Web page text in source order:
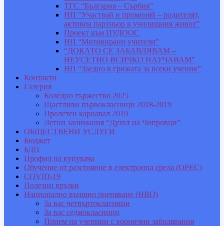
ТГС “България – Сърбия”
НП “Участвай и променяй – родителят,
активен партньор в училищния живот”
Проект към ПУДООС
НП “Мотивирани учители”
“ДОКАТО СЕ ЗАБАВЛЯВАМ –
НЕУСЕТНО ВСИЧКО НАУЧАВАМ”
НП “Заедно в грижата за всеки ученик”
Контакти
Галерия
Коледно тържество 2025
Щастливи първокласници 2018-2019
Пролетен карнавал 2019
Летни занимания “Духът на Чипровци”
ОБЩЕСТВЕНИ УСЛУГИ
Бюджет
БДП
Профил на купувача
Обучение от разстояние в електронна среда (ОРЕС)
COVID-19
Полезни връзки
Национално външно оценяване (НВО)
За вас четвъртокласници
За вас седмокласници
Прием на ученици с хронични заболявания